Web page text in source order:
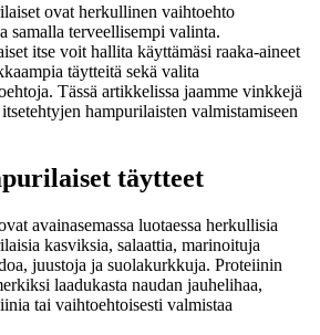
ovat herkullinen vaihtoehto
samalla terveellisempi valinta.
itse voit hallita käyttämäsi raaka-aineet
täytteitä sekä valita
Tässä artikkelissa jaamme vinkkejä
hampurilaisten valmistamiseen
täytteet
avainasemassa luotaessa herkullisia
kasviksia, salaattia, marinoituja
juustoja ja suolakurkkuja. Proteiinin
laadukasta naudan jauhelihaa,
tai vaihtoehtoisesti valmistaa